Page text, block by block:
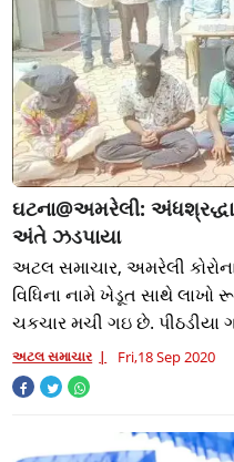
ઘટના@અમરેલી:
અંતે ઝડપાયા
અટલ સમાચાર, અમરેલી
વિધિના નામે ખેડૂત સાથે લાખો
ચકચાર મચી ગઇ છે.
અંધશ્રદ્ધાના જાળમાં ફસાવી
અટલ સમાચાર Fri,18 Sep 2020